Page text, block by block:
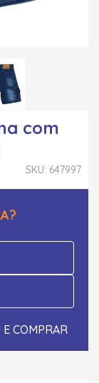
com
SKU: 647997
E COMPRAR